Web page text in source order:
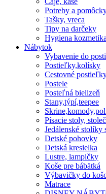
Potreby a
Tašky, vreca
Tipy na darčeky
Hygiena kozmetika
Nábytok
Vybavenie do
Postieľky,kolísky
Cestovné
Postele
Posteľná bielizeň
Stany,týpí,teepee
Písacie stoly,
Jedálenské stolíky
Detské pohovky
Detská kresielka
Lustre, lampičky
Koše pre bábätká
Výbavičky do
Matrace